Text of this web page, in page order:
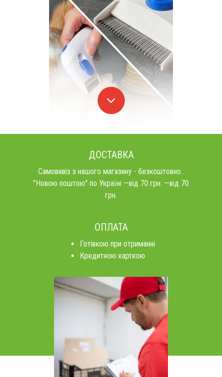
ДОСТАВКА
Самовивіз з нашого магазину - безкоштовно..
"Новою поштою" по Україні —від 70 грн. —від 70
грн.
ОПЛАТА
Готівкою при отриманні
Кредитною карткою